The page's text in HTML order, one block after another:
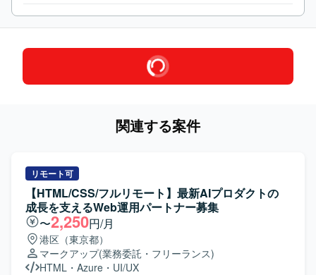
関連する案件
リモート可
【HTML/CSS/フルリモート】最新AIプロダクトの
成長を支えるWeb運用パートナー募集
〜2,250円/月
港区（東京都）
マークアップ(業務委託・フリーランス)
HTML ・ Azure ・ UI/UX